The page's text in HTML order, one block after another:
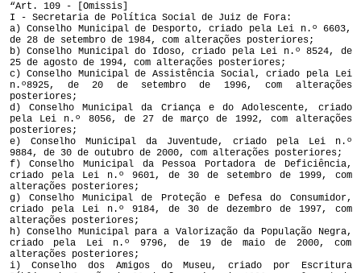
“Art. 109 - [Omissis]
I - Secretaria de Política Social de Juiz de Fora:
a) Conselho Municipal de Desporto, criado pela Lei n.º 6603,
de 28 de setembro de 1984, com alterações posteriores;
b) Conselho Municipal do Idoso, criado pela Lei n.º 8524, de
25 de agosto de 1994, com alterações posteriores;
c) Conselho Municipal de Assistência Social, criado pela Lei
n.º8925, de 20 de setembro de 1996, com alterações
posteriores;
d) Conselho Municipal da Criança e do Adolescente, criado
pela Lei n.º 8056, de 27 de março de 1992, com alterações
posteriores;
e) Conselho Municipal da Juventude, criado pela Lei n.º
9884, de 30 de outubro de 2000, com alterações posteriores;
f) Conselho Municipal da Pessoa Portadora de Deficiência,
criado pela Lei n.º 9601, de 30 de setembro de 1999, com
alterações posteriores;
g) Conselho Municipal de Proteção e Defesa do Consumidor,
criado pela Lei n.º 9184, de 30 de dezembro de 1997, com
alterações posteriores;
h) Conselho Municipal para a Valorização da População Negra,
criado pela Lei n.º 9796, de 19 de maio de 2000, com
alterações posteriores;
i) Conselho dos Amigos do Museu, criado por Escritura